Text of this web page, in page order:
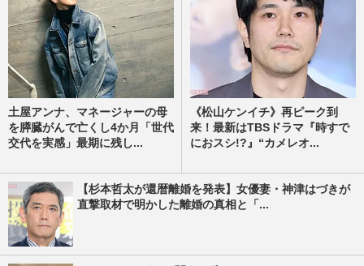
土屋アンナ、マネージャーの母
を膵臓がんで亡くし4か月「世代
交代を実感」最期に残し...
《松山ケンイチ》再ピーク到
来！最新はTBSドラマ『時すで
におスシ!?』“カメレオ...
【杉本哲太が還暦離婚を発表】女優妻・神津はづきが
直撃取材で明かした離婚の真相と「...